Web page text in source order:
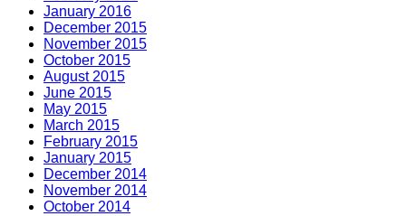
January 2016
December 2015
November 2015
October 2015
August 2015
June 2015
May 2015
March 2015
February 2015
January 2015
December 2014
November 2014
October 2014